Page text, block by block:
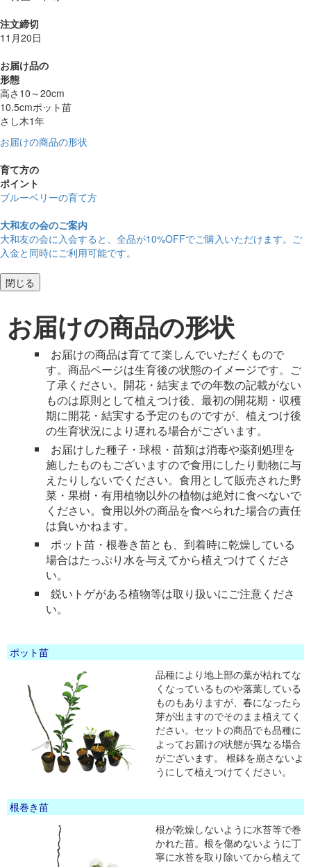
注文締切
11月20日
お届け品の
形態
高さ10～20cm
10.5cmポット苗
さし木1年
お届けの商品の形状
育て方の
ポイント
ブルーベリーの育て方
大和友の会のご案内
大和友の会に入会すると、 全品が10%OFFでご購入いただけます。ご
入金と同時にご利用可能です。
閉じる
お届けの商品の形状
お届けの商品は育てて楽しんでいただくもので
す。商品ページは生育後の状態のイメージです。ご
了承ください。開花・結実までの年数の記載がない
ものは原則として植えつけ後、最初の開花期・収穫
期に開花・結実する予定のものですが、植えつけ後
の生育状況により遅れる場合がございます。
お届けした種子・球根・苗類は消毒や薬剤処理を
施したものもございますので食用にしたり動物に与
えたりしないでください。食用として販売された野
菜・果樹・有用植物以外の植物は絶対に食べないで
ください。食用以外の商品を食べられた場合の責任
は負いかねます。
ポット苗・根巻き苗とも、到着時に乾燥している
場合はたっぷり水を与えてから植えつけてくださ
い。
鋭いトゲがある植物等は取り扱いにご注意くださ
い。
ポット苗
品種により地上部の葉が枯れてな
くなっているものや落葉している
ものもありますが、春になったら
芽が出ますのでそのまま植えてく
ださい。セットの商品でも品種に
よってお届けの状態が異なる場合
がございます。 根鉢を崩さないよ
うにして植えつけてください。
根巻き苗
根が乾燥しないように水苔等で巻
かれた苗。根を傷めないように丁
寧に水苔を取り除いてから植えて